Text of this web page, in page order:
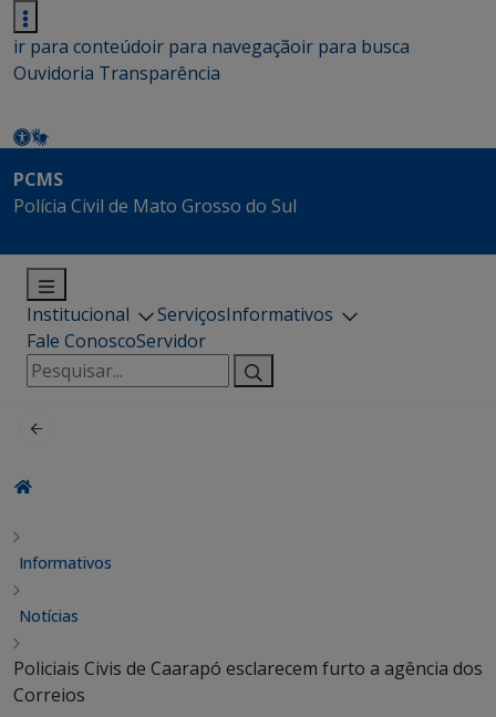
ir para conteúdoir para navegaçãoir para busca
Ouvidoria Transparência
PCMS
Polícia Civil de Mato Grosso do Sul
Institucional ServiçosInformativos
Fale ConoscoServidor
Pesquisar
por:
Informativos
Notícias
Policiais Civis de Caarapó esclarecem furto a agência dos
Correios